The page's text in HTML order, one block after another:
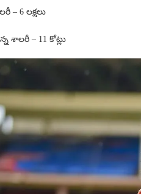
– 6 లక్షలు
శాలరీ – 11 కోట్లు